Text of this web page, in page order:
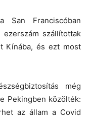
San Franciscóban
szállítottak
Kínába, és ezt most
még
Pekingben közölték:
az állam a Covid